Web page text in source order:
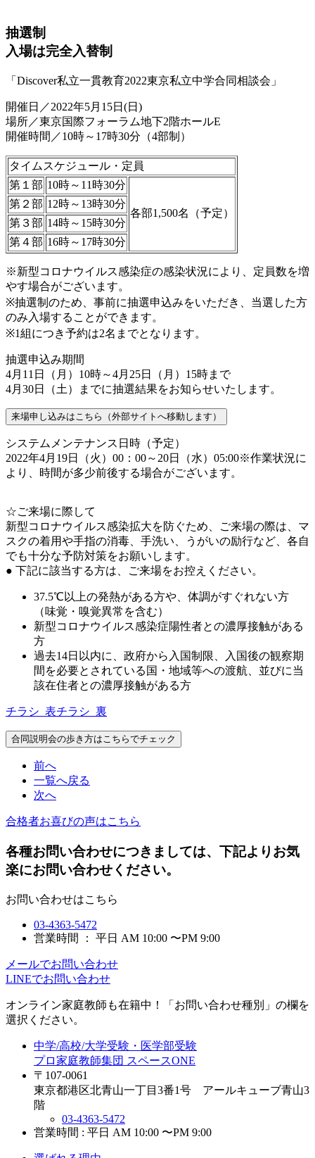
抽選制
入場は完全入替制
「Discover私立一貫教育2022東京私立中学合同相談会」
開催日／2022年5月15日(日)
場所／東京国際フォーラム地下2階ホールE
開催時間／10時～17時30分（4部制）
タイムスケジュール・定員
第１部 10時～11時30分
各部1,500名（予定）
第２部 12時～13時30分
第３部 14時～15時30分
第４部 16時～17時30分
※新型コロナウイルス感染症の感染状況により、定員数を増
やす場合がございます。
※抽選制のため、事前に抽選申込みをいただき、当選した方
のみ入場することができます。
※1組につき予約は2名までとなります。
抽選申込み期間
4月11日（月）10時～4月25日（月）15時まで
4月30日（土）までに抽選結果をお知らせいたします。
来場申し込みはこちら（外部サイトへ移動します）
システムメンテナンス日時（予定）
2022年4月19日（火）00：00～20日（水）05:00※作業状況に
より、時間が多少前後する場合がございます。
☆ご来場に際して
新型コロナウイルス感染拡大を防ぐため、ご来場の際は、マ
スクの着用や手指の消毒、手洗い、うがいの励行など、各自
でも十分な予防対策をお願いします。
● 下記に該当する方は、ご来場をお控えください。
37.5℃以上の発熱がある方や、体調がすぐれない方
（味覚・嗅覚異常を含む）
新型コロナウイルス感染症陽性者との濃厚接触がある
方
過去14日以内に、政府から入国制限、入国後の観察期
間を必要とされている国・地域等への渡航、並びに当
該在住者との濃厚接触がある方
チラシ_表チラシ_裏
合同説明会の歩き方はこちらでチェック
前へ
一覧へ戻る
次へ
合格者お喜びの声はこちら
各種お問い合わせにつきましては、下記よりお気
楽にお問い合わせください。
お問い合わせはこちら
03-4363-5472
営業時間 ： 平日 AM 10:00 〜PM 9:00
メールでお問い合わせ
LINEでお問い合わせ
オンライン家庭教師 も在籍中！「お問い合わせ種別」の欄を
選択ください。
中学/高校/大学受験・医学部受験
プロ家庭教師集団 スペースONE
〒107-0061
東京都港区北青山一丁目3番1号 アールキューブ青山3
階
03-4363-5472
営業時間 : 平日 AM 10:00 〜PM 9:00